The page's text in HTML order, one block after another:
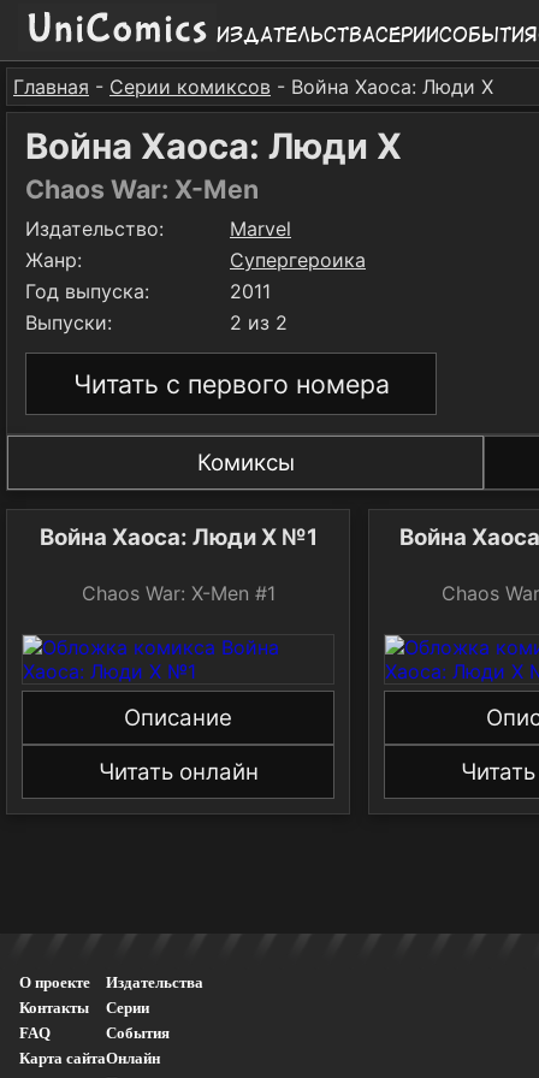
ИздательстваСерииСобытия
Главная - Серии комиксов - Война Хаоса: Люди X
Война Хаоса: Люди X
Chaos War: X-Men
Издательство:
Marvel
Жанр:
Супергероика
Год выпуска:
2011
Выпуски:
2 из 2
Читать с первого номера
Комиксы
Война Хаоса: Люди X №1
Chaos War: X-Men #1
Описание
Читать онлайн
Война
Chaos
О проекте
Контакты
FAQ
Карта сайта
Издательства
Серии
События
Онлайн